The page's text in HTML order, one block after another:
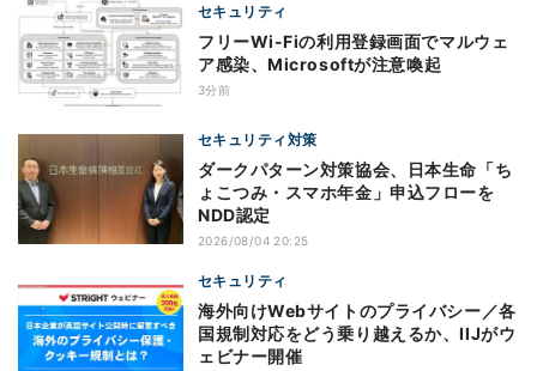
セキュリティ
フリーWi-Fiの利用登録画面でマルウェ
ア感染、Microsoftが注意喚起
3分前
セキュリティ対策
ダークパターン対策協会、日本生命「ち
ょこつみ・スマホ年金」申込フローを
NDD認定
2026/08/04 20:25
セキュリティ
海外向けWebサイトのプライバシー／各
国規制対応をどう乗り越えるか、IIJがウ
ェビナー開催